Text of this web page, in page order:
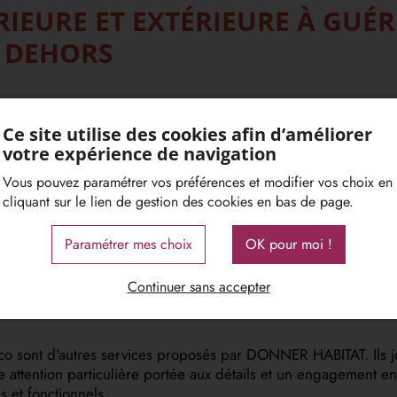
ET EXTÉRIEURE À
travaux de rénovation et d'aménagement. Située à
constitue un domaine clé pour l'entreprise. Grâce à une
des clients.
pris au sérieux par DONNER HABITAT. En
des toits.
d'amélioration continue du confort des habitations. Par
interventions contribuent non seulement à améliorer
sont d'autres services proposés par DONNER HABITAT.
particulière portée aux détails et un engagement
Ce site utilise des cookies afin d’améliorer
votre expérience de navigation
Vous pouvez paramétrer vos préférences et modifier vos choix en
cliquant sur le lien de gestion des cookies en bas de page.
Paramétrer mes choix OK pour moi !
Continuer sans accepter